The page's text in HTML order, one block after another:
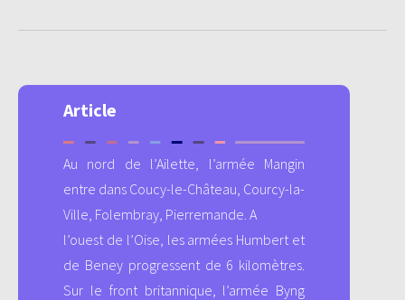
Article
Au nord de l’Ailette, l’armée Mangin
entre dans Coucy-le-Château, Courcy-la-
Ville, Folembray, Pierremande. A
l’ouest de l’Oise, les armées Humbert et
de Beney progressent de 6 kilomètres.
Sur le front britannique, l’armée Byng